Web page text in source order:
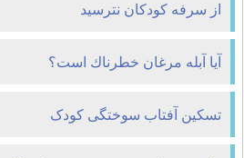
از سرفه کودکان نترسید
آيا آبله مرغان خطرناك است؟
تسکین آفتاب سوختگی کودک